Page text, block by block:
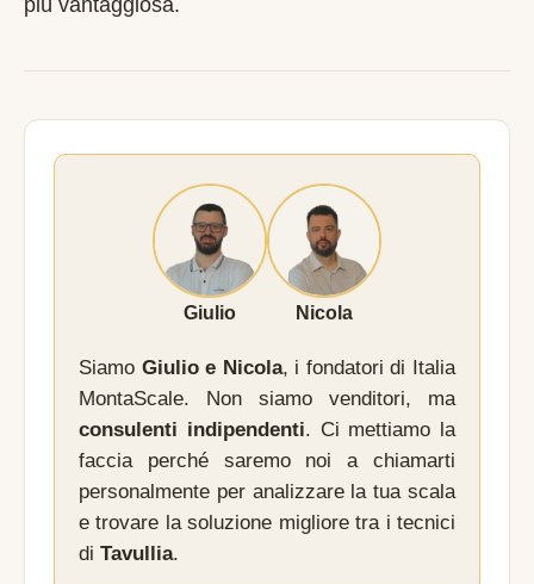
più vantaggiosa.
Giulio Nicola
Siamo Giulio e Nicola, i fondatori di Italia
MontaScale. Non siamo venditori, ma
consulenti indipendenti. Ci mettiamo la
faccia perché saremo noi a chiamarti
personalmente per analizzare la tua scala
e trovare la soluzione migliore tra i tecnici
di Tavullia.